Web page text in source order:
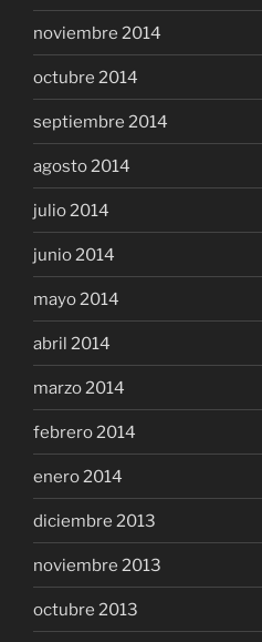
noviembre 2014
octubre 2014
septiembre 2014
agosto 2014
julio 2014
junio 2014
mayo 2014
abril 2014
marzo 2014
febrero 2014
enero 2014
diciembre 2013
noviembre 2013
octubre 2013